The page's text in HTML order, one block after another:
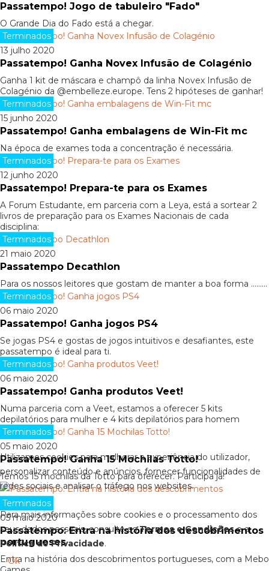
Passatempo! Jogo de tabuleiro "Fado"
O Grande Dia do Fado está a chegar.
Terminados
13 julho 2020
Passatempo! Ganha Novex Infusão de Colagénio
Ganha 1 kit de máscara e champô da linha Novex Infusão de
Colagénio da @embelleze.europe. Tens 2 hipóteses de ganhar!
Terminados
15 junho 2020
Passatempo! Ganha embalagens de Win-Fit mc
Na época de exames toda a concentração é necessária.
Terminados
12 junho 2020
Passatempo! Prepara-te para os Exames
A Forum Estudante, em parceria com a Leya, está a sortear 2
livros de preparação para os Exames Nacionais de cada
disciplina:
Terminados
21 maio 2020
Passatempo Decathlon
Para os nossos leitores que gostam de manter a boa forma .........
Terminados
06 maio 2020
Passatempo! Ganha jogos PS4
Se jogas PS4 e gostas de jogos intuitivos e desafiantes, este
passatempo é ideal para ti.
Terminados
06 maio 2020
Passatempo! Ganha produtos Veet!
Numa parceria com a Veet, estamos a oferecer 5 kits
depilatórios para mulher e 4 kits depilatórios para homem
Terminados
05 maio 2020
Passatempo! Ganha 15 Mochilas Totto!
Temos 15 mochilas da Totto para oferecer. Participa já!
Terminados
05 maio 2020
Passatempo: Entra na história dos descobrimentos
portugueses
Entra na história dos descobrimentos portugueses, com a Mebo
Utilizamos cookies para melhorar a experiência do utilizador,
personalizar conteúdo e anúncios, fornecer funcionalidades de
redes sociais e analisar o tráfego nos websites.
Para mais informações sobre cookies e o processamento dos
seus dados pessoais, consulte osTermos e Condiçõese a
Política de Privacidade.
Ok